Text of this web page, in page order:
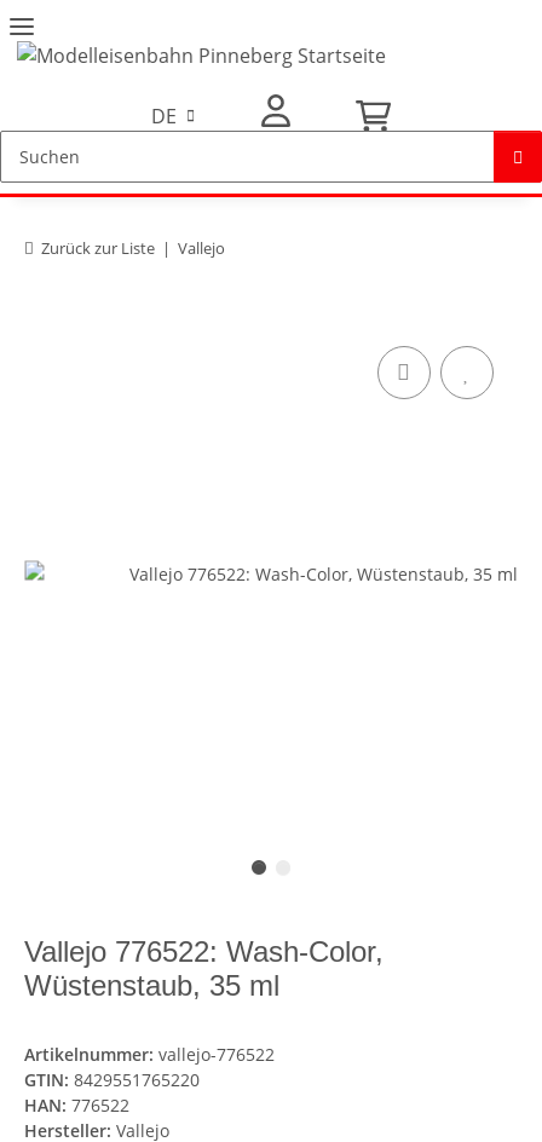
DE
Zurück zur Liste Vallejo
Vallejo 776522: Wash-Color,
Wüstenstaub, 35 ml
Artikelnummer:vallejo-776522
GTIN: 8429551765220
HAN: 776522
Hersteller: Vallejo